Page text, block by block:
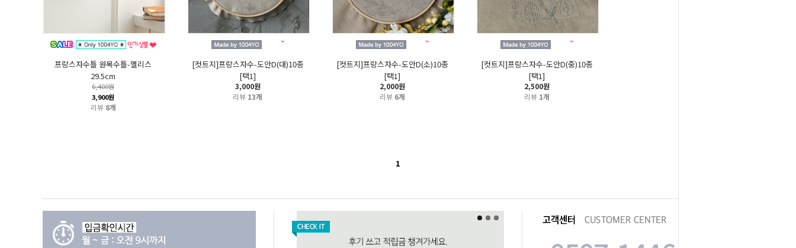
프랑스자수틀 원목수틀-멜리스
29.5cm
6,400원
3,900원
리뷰 8개
[컷트지]프랑스자수-도안D(대)10종
[택1]
3,000원
리뷰 13개
[컷트지]프랑스자수-도안D(소)10종
[택1]
2,000원
리뷰 6개
[컷트지]프랑스자수-도안D(중)10종
[택1]
2,500원
리뷰 1개
1